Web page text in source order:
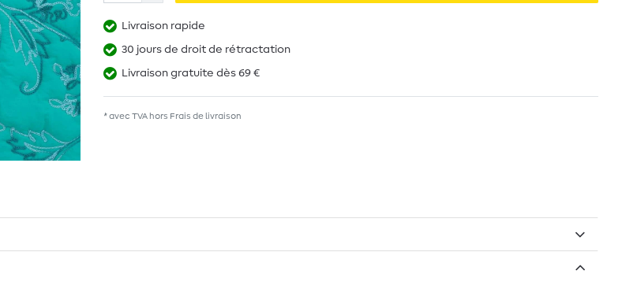
Livraison rapide
30 jours de droit de rétractation
Livraison gratuite dès 69 €
* avec TVA hors Frais de livraison